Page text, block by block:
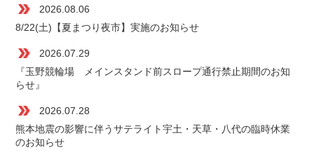
double_arrow
2026.08.06
8/22(土)【夏まつり夜市】実施のお知らせ
double_arrow
2026.07.29
『玉野競輪場 メインスタンド前スロープ通行禁止期間のお知
らせ』
double_arrow
2026.07.28
熊本地震の影響に伴うサテライト宇土・天草・八代の臨時休業
のお知らせ